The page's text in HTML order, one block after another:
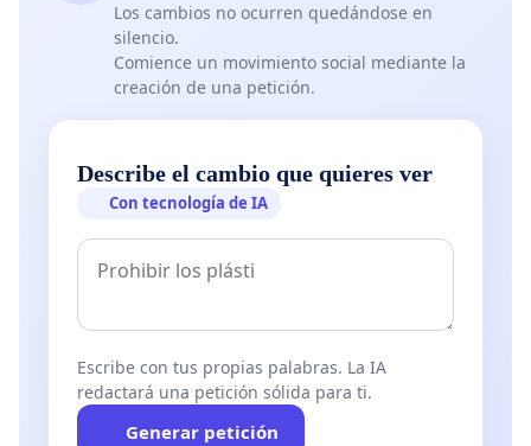
Los cambios no ocurren quedándose en
silencio.
Comience un movimiento social mediante la
creación de una petición.
Describe el cambio que quieres ver
Con tecnología de IA
Escribe con tus propias palabras. La IA
redactará una petición sólida para ti.
Generar petición